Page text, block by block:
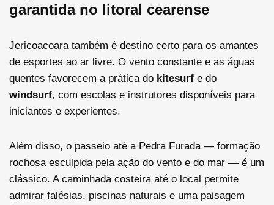
garantida no litoral cearense
Jericoacoara também é destino certo para os amantes
de esportes ao ar livre. O vento constante e as águas
quentes favorecem a prática do kitesurf e do
windsurf, com escolas e instrutores disponíveis para
iniciantes e experientes.
Além disso, o passeio até a Pedra Furada — formação
rochosa esculpida pela ação do vento e do mar — é um
clássico. A caminhada costeira até o local permite
admirar falésias, piscinas naturais e uma paisagem